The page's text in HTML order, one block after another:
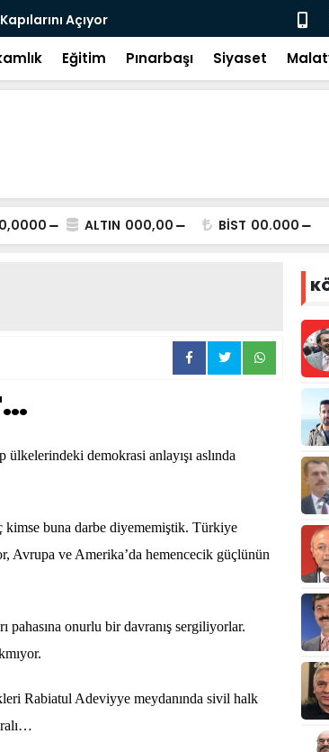
Tarihi Sınavı Milletvekili
Eğitim Pınarbaşı Siyaset
0,0000 ALTIN 000,00 BİST 00.000
demokrasi anlayışı aslında
buna darbe diyememiştik. Türkiye
Avrupa ve Amerika’da hemencecik güçlünün
onurlu bir davranış sergiliyorlar.
Rabiatul Adeviyye meydanında sivil halk